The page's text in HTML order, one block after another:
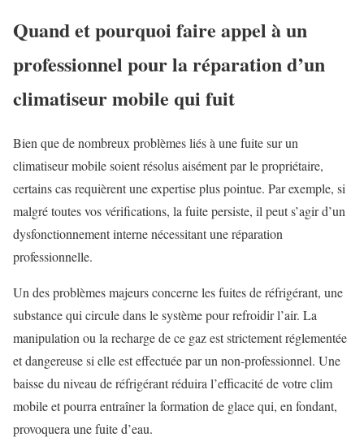
Quand et pourquoi faire appel à un
professionnel pour la réparation d’un
climatiseur mobile qui fuit
Bien que de nombreux problèmes liés à une fuite sur un
climatiseur mobile soient résolus aisément par le propriétaire,
certains cas requièrent une expertise plus pointue. Par exemple, si
malgré toutes vos vérifications, la fuite persiste, il peut s’agir d’un
dysfonctionnement interne nécessitant une réparation
professionnelle.
Un des problèmes majeurs concerne les fuites de réfrigérant, une
substance qui circule dans le système pour refroidir l’air. La
manipulation ou la recharge de ce gaz est strictement réglementée
et dangereuse si elle est effectuée par un non-professionnel. Une
baisse du niveau de réfrigérant réduira l’efficacité de votre clim
mobile et pourra entraîner la formation de glace qui, en fondant,
provoquera une fuite d’eau.